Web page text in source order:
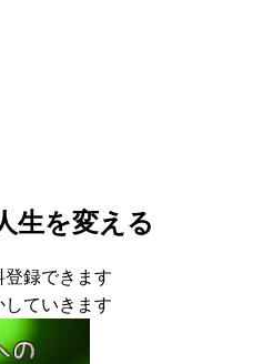
生を変える
登録できます
ていきます